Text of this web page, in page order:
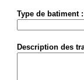
Type de batiment
Description des